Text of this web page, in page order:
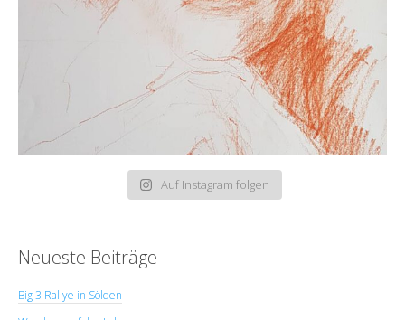
Auf Instagram folgen
Neueste Beiträge
Big 3 Rallye in Sölden